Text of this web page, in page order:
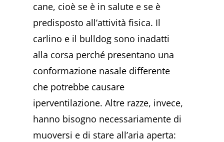
cane, cioè se è in salute e se è
predisposto all’attività fisica. Il
carlino e il bulldog sono inadatti
alla corsa perché presentano una
conformazione nasale differente
che potrebbe causare
iperventilazione. Altre razze, invece,
hanno bisogno necessariamente di
muoversi e di stare all’aria aperta: